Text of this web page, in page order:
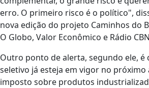
erro. O primeiro risco é o político",
nova edição do projeto Caminhos do
O Globo, Valor Econômico e Rádio
Outro ponto de alerta, segundo ele, é
seletivo já esteja em vigor no próximo
imposto sobre produtos